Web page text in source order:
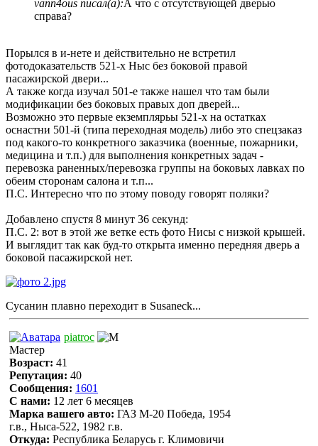
vann4ous писал(а):А что с отсутствующей дверью
справа?
Порылся в и-нете и действительно не встретил
фотодоказательств 521-х Ныс без боковой правой
пасажирской двери...
А также когда изучал 501-е также нашел что там были
модификации без боковых правых доп дверей...
Возможно это первые екземплярьы 521-х на остатках
оснастни 501-й (типа переходная модель) либо это спецзаказ
под какого-то конкретного заказчика (военные, пожарники,
медицина и т.п.) для выполнения конкретных задач -
перевозка раненных/перевозка группы на боковых лавках по
обеим сторонам салона и т.п...
П.С. Интересно что по этому поводу говорят поляки?
Добавлено спустя 8 минут 36 секунд:
П.С. 2: вот в этой же ветке есть фото Нисы с низкой крышей.
И выглядит так как буд-то открыта именно передняя дверь а
боковой пасажирской нет.
Сусанин плавно переходит в Susaneck...
piatroc
Мастер
Возраст: 41
Репутация: 40
Сообщения: 1601
С нами: 12 лет 6 месяцев
Марка вашего авто: ГАЗ М-20 Победа, 1954
г.в., Ныса-522, 1982 г.в.
Откуда: Республика Беларусь г. Климовичи